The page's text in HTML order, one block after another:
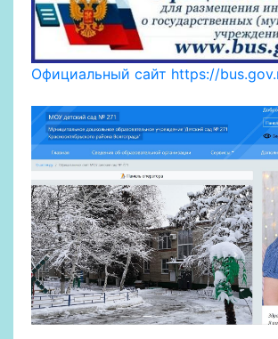
Официальный сайт https://